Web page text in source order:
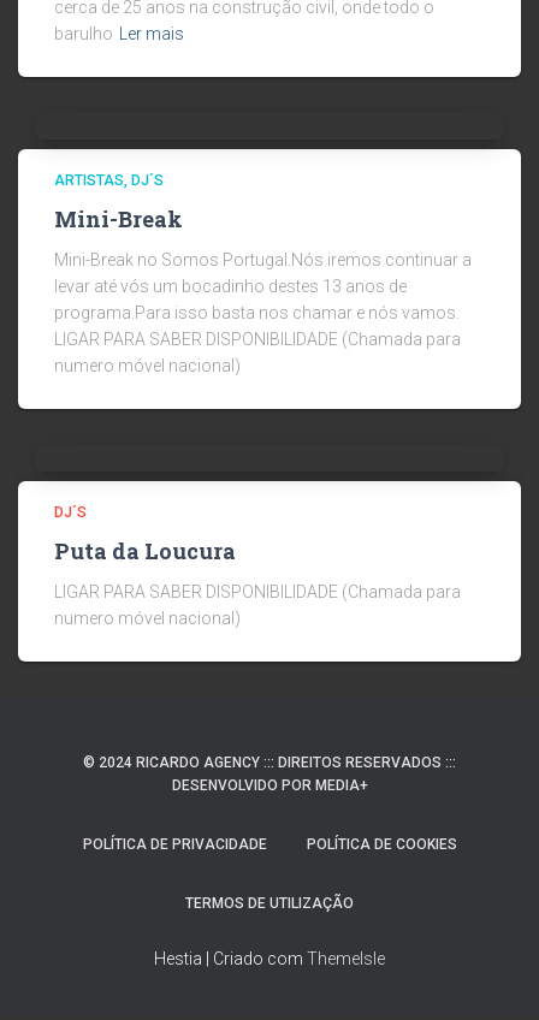
cerca de 25 anos na construção civil, onde todo o
barulho
Ler mais
ARTISTAS DJ´S
Mini-Break
Mini-Break no Somos Portugal.Nós iremos continuar a
levar até vós um bocadinho destes 13 anos de
programa.Para isso basta nos chamar e nós vamos.
LIGAR PARA SABER DISPONIBILIDADE (Chamada para
numero móvel nacional)
DJ´S
Puta da Loucura
LIGAR PARA SABER DISPONIBILIDADE (Chamada para
numero móvel nacional)
© 2024 RICARDO AGENCY ::: DIREITOS RESERVADOS :::
DESENVOLVIDO POR MEDIA+
POLÍTICA DE PRIVACIDADE POLÍTICA DE COOKIES
TERMOS DE UTILIZAÇÃO
Hestia | Criado com ThemeIsle